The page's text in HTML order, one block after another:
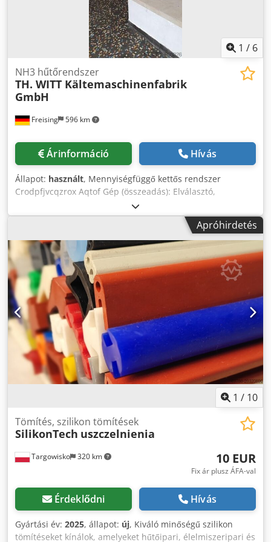
1 / 6
Freising 596 km
NH3 hűtőrendszer
TH. WITT Kältemaschinenfabrik
GmbH
Árinformáció Hívás
Állapot: használt, Mennyiségfüggő kettős rendszer
Crodpfjvcqzrox Aqtof Gép (összeadás): Elválasztó,
kondenzátor és vezérlőszekrény 2010-től Berendezések: 1
NH3-szeparátor, 2 hűtőkompresszor, 1 párologtató
Apróhirdetés
1 / 10
Targowisko 320 km
Tömítés, szilikon tömítések
SilikonTech uszczelnienia
10 EUR
Fix ár plusz ÁFA-val
Érdeklődni Hívás
Gyártási év: 2025, állapot: új, Kiváló minőségű szilikon
tömítéseket kínálok, amelyeket hűtőipari, élelmiszeripari és